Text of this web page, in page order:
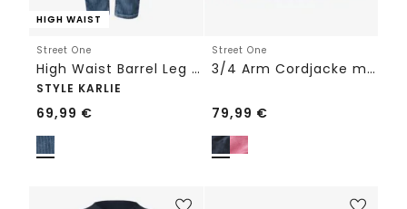
HIGH WAIST
Street One
High Waist Barrel Leg Jeans mit Streifen
STYLE KARLIE
69,99 €
Street One
3/4 Arm Cordjacke mit Hemdkragen
79,99 €